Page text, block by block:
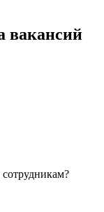
вакансий